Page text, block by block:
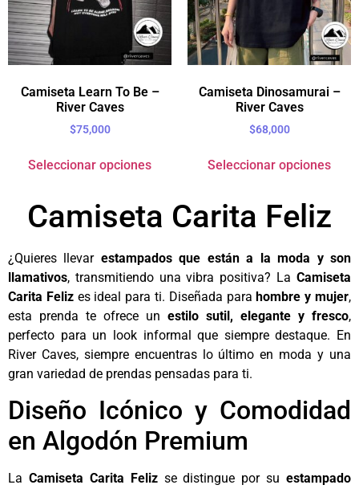
Camiseta Learn To Be –
River Caves
$75,000
Seleccionar opciones
Camiseta Dinosamurai –
River Caves
$68,000
Seleccionar opciones
Camiseta Carita Feliz
¿Quieres llevar estampados que están a la moda y son
llamativos, transmitiendo una vibra positiva? La Camiseta
Carita Felizes ideal para ti. Diseñada parahombre y mujer,
esta prenda te ofrece un estilo sutil, elegante y fresco,
perfecto para un look informal que siempre destaque. En
River Caves, siempre encuentras lo último en moda y una
gran variedad de prendas pensadas para ti.
Diseño Icónico y Comodidad
en Algodón Premium
La Camiseta Carita Felizse distingue por su estampado